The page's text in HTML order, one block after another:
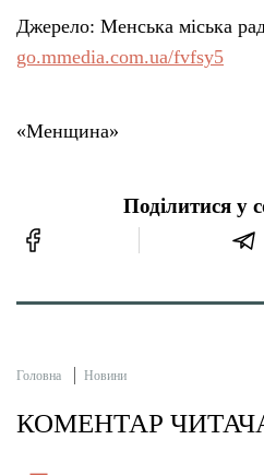
Джерело: Менська міська
go.mmedia.com.ua/fvfsy5
«Менщина»
Поділитися у
Головна Новини
КОМЕНТАР